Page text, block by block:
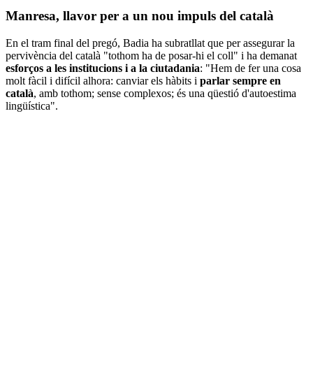
Manresa, llavor per a un nou impuls del català
En el tram final del pregó, Badia ha subratllat que per assegurar la
pervivència del català "tothom ha de posar-hi el coll" i ha demanat
esforços a les institucions i a la ciutadania: "Hem de fer una cosa
molt fàcil i difícil alhora: canviar els hàbits i parlar sempre en
català, amb tothom; sense complexos; és una qüestió d'autoestima
lingüística".